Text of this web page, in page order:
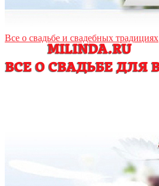
Все о свадьбе и свадебных традициях